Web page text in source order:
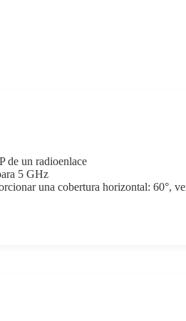
de un radioenlace
5 GHz
una cobertura horizontal: 60°,